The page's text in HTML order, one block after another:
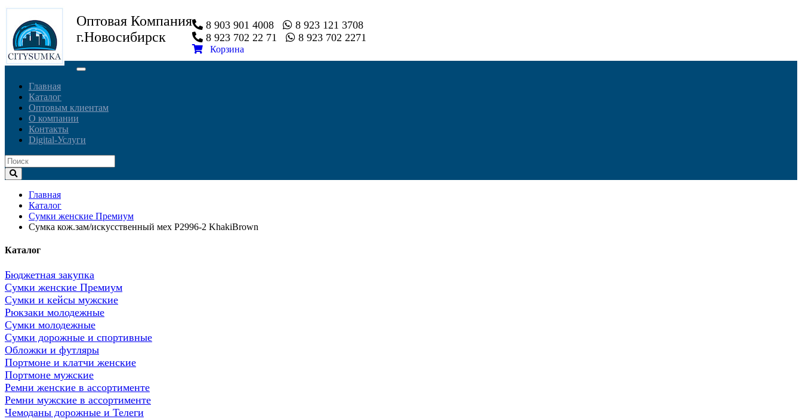
Оптовая Компания
г.Новосибирск
8 903 901 4008
8 923 121 3708
8 923 702 22 71
8 923 702 2271
Корзина
Toggle
Главная
Каталог
Оптовым клиентам
О компании
Контакты
Digital-Услуги
Главная
Каталог
Сумки женские Премиум
Сумка кож.зам/искусственный мех P2996-2 KhakiBrown
Каталог
Бюджетная закупка
Сумки женские Премиум
Сумки и кейсы мужские
Рюкзаки молодежные
Сумки молодежные
Сумки дорожные и спортивные
Обложки и футляры
Портмоне и клатчи женские
Портмоне мужские
Ремни женские в ассортименте
Ремни мужские в ассортименте
Чемоданы дорожные и Телеги